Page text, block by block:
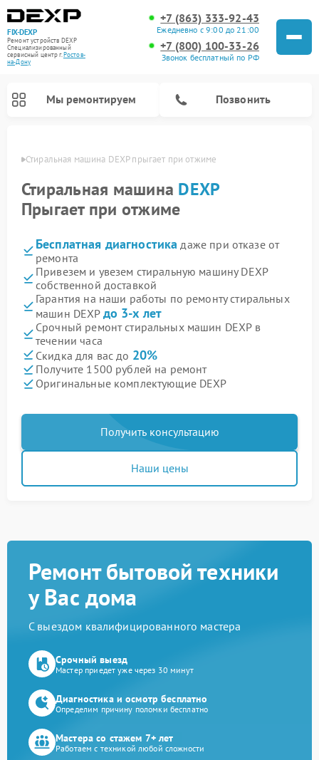
FIX-DEXP
Ремонт устройств DEXP
Специализированный
cервисный центр г.Ростов-
на-Дону
+7 (863) 333-92-43
Ежедневно с 9:00 до 21:00
+7 (800) 100-33-26
Звонок бесплатный по РФ
Мы ремонтируем Позвонить
Стиральная машина DEXP прыгает при отжиме
Стиральная машина DEXP
Прыгает при отжиме
Бесплатная диагностика даже при отказе от
ремонта
Привезем и увезем стиральную машину DEXP
собственной доставкой
Гарантия на наши работы по ремонту стиральных
машин DEXP до 3-х лет
Срочный ремонт стиральных машин DEXP в
течении часа
Скидка для вас до 20%
Получите 1500 рублей на ремонт
Оригинальные комплектующие DEXP
Получить консультацию
Наши цены
Ремонт бытовой техники
у Вас дома
С выездом квалифицированного мастера
Срочный выезд
Мастер приедет уже через 30 минут
Диагностика и осмотр бесплатно
Определим причину поломки бесплатно
Мастера со стажем 7+ лет
Работаем с техникой любой сложности